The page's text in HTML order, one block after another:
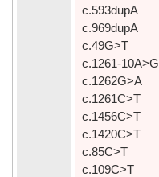
c.593dupA
c.969dupA
c.49G>T
c.1261-10A>G
c.1262G>A
c.1261C>T
c.1456C>T
c.1420C>T
c.85C>T
c.109C>T